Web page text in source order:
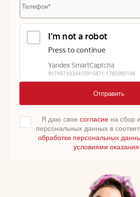
Отправить
Я даю свое согласиена сбор
персональных данных в
обработки персональных
условиями оказания